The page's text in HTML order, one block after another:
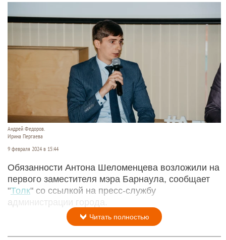
Андрей Федоров.
Ирина Пергаева
9 февраля 2024 в 15:44
Обязанности Антона Шеломенцева возложили на
первого заместителя мэра Барнаула, сообщает
"Толк" со ссылкой на пресс-службу
администрации города.
Читать полностью